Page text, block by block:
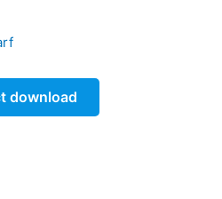
download